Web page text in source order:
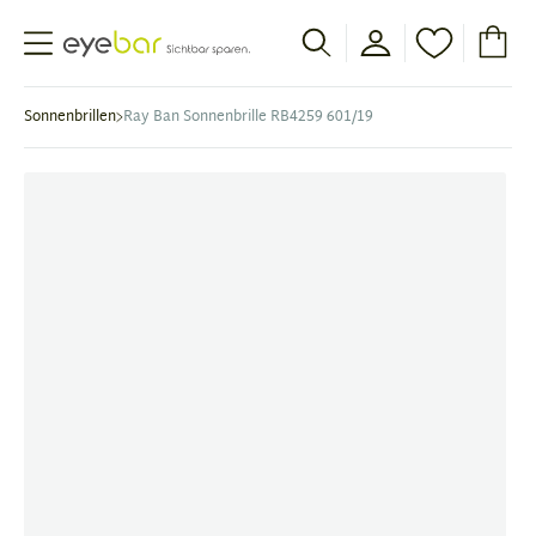
Abele Optic
Sonnenbrillen Ray Ban Sonnenbrille RB4259 601/19